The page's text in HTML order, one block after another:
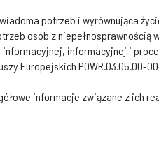
potrzeb i wyrównująca
osób z niepełnosprawnością
informacyjnej i
Europejskich POWR.03.05.00-
informacje związane z ich